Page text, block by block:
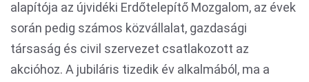
alapítója az újvidéki Erdőtelepítő Mozgalom, az évek
során pedig számos közvállalat, gazdasági
társaság és civil szervezet csatlakozott az
akcióhoz. A jubiláris tizedik év alkalmából, ma a